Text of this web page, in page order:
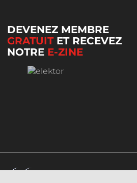
DEVENEZ MEMBRE
GRATUITET RECEVEZ
NOTRE E-ZINE